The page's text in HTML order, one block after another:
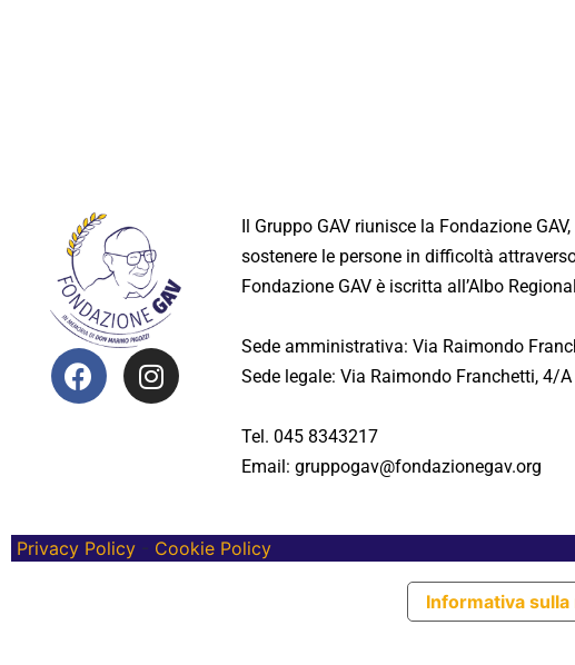
Il Gruppo GAV riunisce la Fondazione
sostenere le persone in difficoltà
Fondazione GAV è iscritta all’Albo
Sede amministrativa: Via Raimondo
Sede legale: Via Raimondo Franchetti, 4/
Tel. 045 8343217
Email: gruppogav@fondazionegav.org
Privacy Policy - Cookie Policy
Informativa